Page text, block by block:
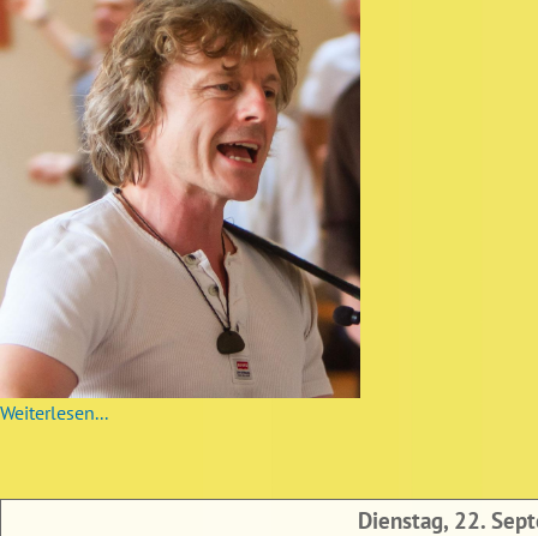
Weiterlesen...
Dienstag, 22.